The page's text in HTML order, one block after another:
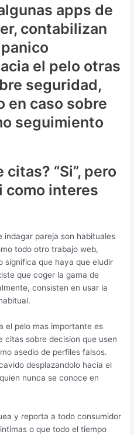
apps de
contabilizan
el pelo otras
seguridad,
en caso sobre
seguimiento
“Si”, pero
como interes
indagar pareja son habituales
todo otro trabajo web,
significa que haya que eludir
que coger la gama de
consisten en usar la
el pelo mas importante es
citas sobre decision que usen
asedio de perfiles falsos.
desplazandolo hacia el
nunca se conoce en
y reporta a todo consumidor
o que todo el tiempo